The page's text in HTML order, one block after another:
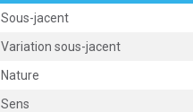
Sous-jacent
Variation sous-jacent
Nature
Sens